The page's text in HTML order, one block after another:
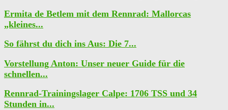
Ermita de Betlem mit dem Rennrad: Mallorcas
„kleines...
So fährst du dich ins Aus: Die 7...
Vorstellung Anton: Unser neuer Guide für die
schnellen...
Rennrad-Trainingslager Calpe: 1706 TSS und 34
Stunden in...